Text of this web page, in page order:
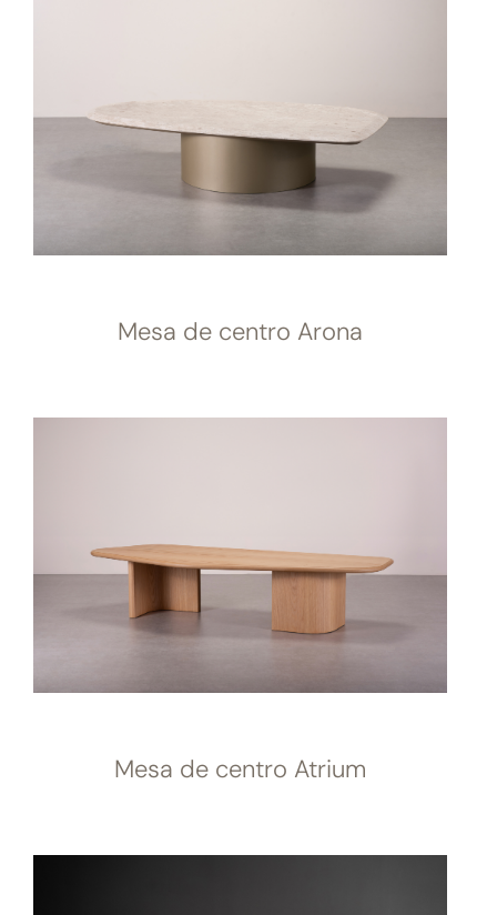
Mesa de centro Arona
Mesa de centro Atrium